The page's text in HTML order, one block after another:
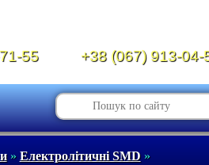
55 +38 (067) 913-04-
» Електролітичні SMD»